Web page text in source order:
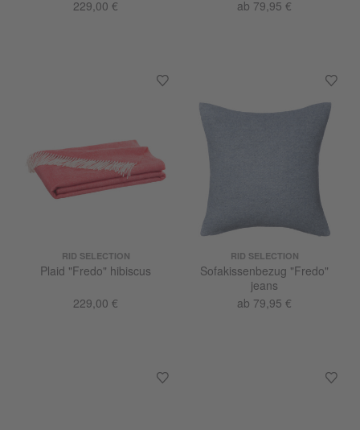
229,00 €
ab 79,95 €
RID SELECTION
Plaid "Fredo" hibiscus
229,00 €
RID SELECTION
Sofakissenbezug "Fredo"
jeans
ab 79,95 €